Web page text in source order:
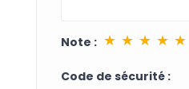
Note : ★ ★ ★ ★ ★
Code de sécurité :